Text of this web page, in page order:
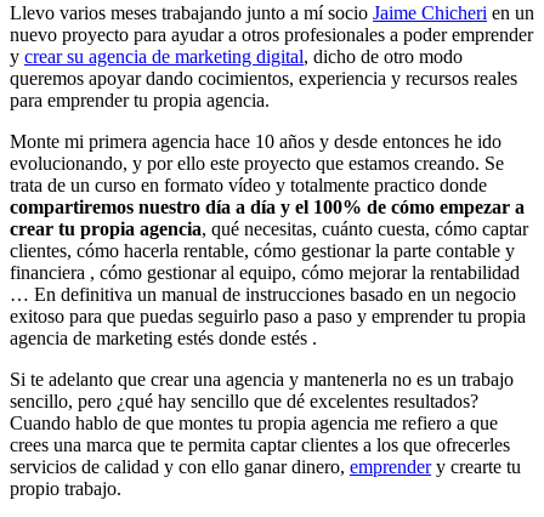
Llevo varios meses trabajando junto a mí socio Jaime Chicheri en un
nuevo proyecto para ayudar a otros profesionales a poder emprender
y crear su agencia de marketing digital, dicho de otro modo
queremos apoyar dando cocimientos, experiencia y recursos reales
para emprender tu propia agencia.
Monte mi primera agencia hace 10 años y desde entonces he ido
evolucionando, y por ello este proyecto que estamos creando. Se
trata de un curso en formato vídeo y totalmente practico donde
compartiremos nuestro día a día y el 100% de cómo empezar a
crear tu propia agencia, qué necesitas, cuánto cuesta, cómo captar
clientes, cómo hacerla rentable, cómo gestionar la parte contable y
financiera , cómo gestionar al equipo, cómo mejorar la rentabilidad
… En definitiva un manual de instrucciones basado en un negocio
exitoso para que puedas seguirlo paso a paso y emprender tu propia
agencia de marketing estés donde estés .
Si te adelanto que crear una agencia y mantenerla no es un trabajo
sencillo, pero ¿qué hay sencillo que dé excelentes resultados?
Cuando hablo de que montes tu propia agencia me refiero a que
crees una marca que te permita captar clientes a los que ofrecerles
servicios de calidad y con ello ganar dinero, emprendery crearte tu
propio trabajo.